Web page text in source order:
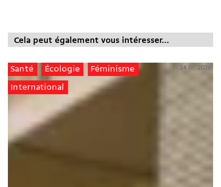
Cela peut également vous intéresser...
Santé Écologie Féminisme
International
24.07.2026